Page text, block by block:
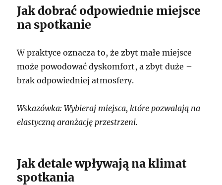
Jak dobrać odpowiednie miejsce
na spotkanie
W praktyce oznacza to, że zbyt małe miejsce
może powodować dyskomfort, a zbyt duże –
brak odpowiedniej atmosfery.
Wskazówka: Wybieraj miejsca, które pozwalają na
elastyczną aranżację przestrzeni.
Jak detale wpływają na klimat
spotkania